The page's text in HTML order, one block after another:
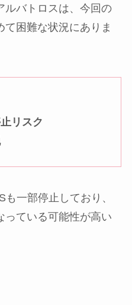
ルバトロスは、今回の
困難な状況にありま
リスク
一部停止しており、
っている可能性が高い